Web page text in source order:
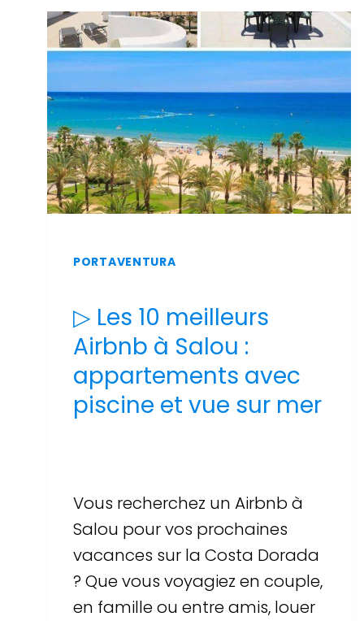
DE
PORT
AVENTURA
PORTAVENTURA
▷ Les 10 meilleurs
Airbnb à Salou :
appartements avec
piscine et vue sur mer
Vous recherchez un Airbnb à
Salou pour vos prochaines
vacances sur la Costa Dorada
? Que vous voyagiez en couple,
en famille ou entre amis, louer